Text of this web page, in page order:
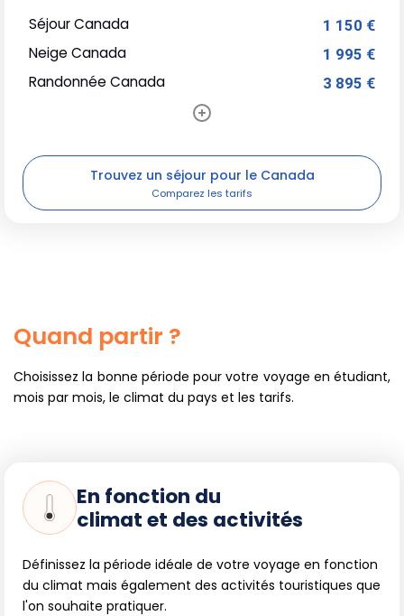
Séjour Canada 1 150 €
Neige Canada 1 995 €
Randonnée Canada 3 895 €
Trouvez un séjour pour le Canada
Quand partir ?
Choisissez la bonne période pour votre voyage en étudiant,
mois par mois, le climat du pays et les tarifs.
En fonction du
climat et des activités
Définissez la période idéale de votre voyage en fonction
du climat mais également des activités touristiques que
l'on souhaite pratiquer.